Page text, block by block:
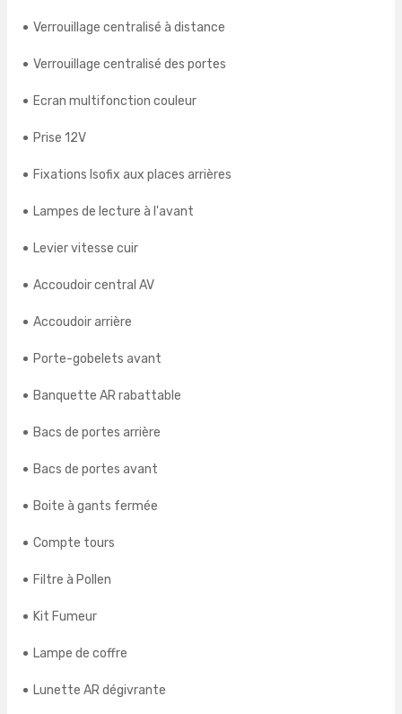
Verrouillage centralisé à distance
Verrouillage centralisé des portes
Ecran multifonction couleur
Prise 12V
Fixations Isofix aux places arrières
Lampes de lecture à l'avant
Levier vitesse cuir
Accoudoir central AV
Accoudoir arrière
Porte-gobelets avant
Banquette AR rabattable
Bacs de portes arrière
Bacs de portes avant
Boite à gants fermée
Compte tours
Filtre à Pollen
Kit Fumeur
Lampe de coffre
Lunette AR dégivrante